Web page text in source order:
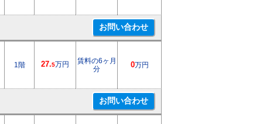
1階 27.5万円
賃料の6ヶ月
分
0万円